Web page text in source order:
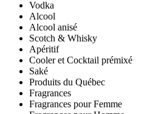
Vodka
Alcool
Alcool anisé
Scotch & Whisky
Apéritif
Cooler et Cocktail prémixé
Saké
Produits du Québec
Fragrances
Fragrances pour Femme